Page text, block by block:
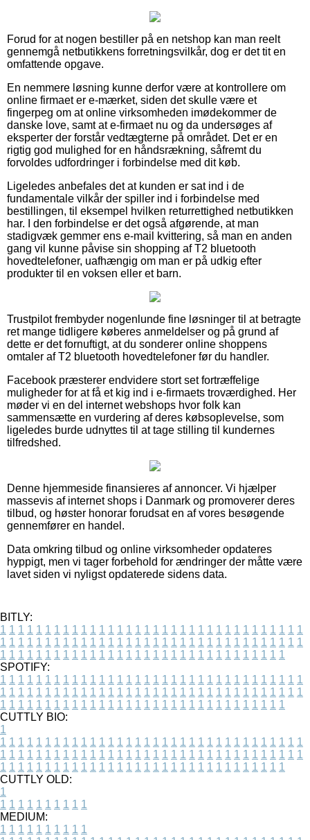
Forud for at nogen bestiller på en netshop kan man reelt
gennemgå netbutikkens forretningsvilkår, dog er det tit en
omfattende opgave.
En nemmere løsning kunne derfor være at kontrollere om
online firmaet er e-mærket, siden det skulle være et
fingerpeg om at online virksomheden imødekommer de
danske love, samt at e-firmaet nu og da undersøges af
eksperter der forstår vedtægterne på området. Det er en
rigtig god mulighed for en håndsrækning, såfremt du
forvoldes udfordringer i forbindelse med dit køb.
Ligeledes anbefales det at kunden er sat ind i de
fundamentale vilkår der spiller ind i forbindelse med
bestillingen, til eksempel hvilken returrettighed netbutikken
har. I den forbindelse er det også afgørende, at man
stadigvæk gemmer ens e-mail kvittering, så man en anden
gang vil kunne påvise sin shopping af T2 bluetooth
hovedtelefoner, uafhængig om man er på udkig efter
produkter til en voksen eller et barn.
Trustpilot frembyder nogenlunde fine løsninger til at betragte
ret mange tidligere køberes anmeldelser og på grund af
dette er det fornuftigt, at du sonderer online shoppens
omtaler af T2 bluetooth hovedtelefoner før du handler.
Facebook præsterer endvidere stort set fortræffelige
muligheder for at få et kig ind i e-firmaets troværdighed. Her
møder vi en del internet webshops hvor folk kan
sammensætte en vurdering af deres købsoplevelse, som
ligeledes burde udnyttes til at tage stilling til kundernes
tilfredshed.
Denne hjemmeside finansieres af annoncer. Vi hjælper
massevis af internet shops i Danmark og promoverer deres
tilbud, og høster honorar forudsat en af vores besøgende
gennemfører en handel.
Data omkring tilbud og online virksomheder opdateres
hyppigt, men vi tager forbehold for ændringer der måtte være
lavet siden vi nyligst opdaterede sidens data.
BITLY:
1 1 1 1 1 1 1 1 1 1 1 1 1 1 1 1 1 1 1 1 1 1 1 1 1 1 1 1 1 1 1 1 1 1
1 1 1 1 1 1 1 1 1 1 1 1 1 1 1 1 1 1 1 1 1 1 1 1 1 1 1 1 1 1 1 1 1 1
1 1 1 1 1 1 1 1 1 1 1 1 1 1 1 1 1 1 1 1 1 1 1 1 1 1 1 1 1 1 1 1
SPOTIFY:
1 1 1 1 1 1 1 1 1 1 1 1 1 1 1 1 1 1 1 1 1 1 1 1 1 1 1 1 1 1 1 1 1 1
1 1 1 1 1 1 1 1 1 1 1 1 1 1 1 1 1 1 1 1 1 1 1 1 1 1 1 1 1 1 1 1 1 1
1 1 1 1 1 1 1 1 1 1 1 1 1 1 1 1 1 1 1 1 1 1 1 1 1 1 1 1 1 1 1 1
CUTTLY BIO:
1
1 1 1 1 1 1 1 1 1 1 1 1 1 1 1 1 1 1 1 1 1 1 1 1 1 1 1 1 1 1 1 1 1 1
1 1 1 1 1 1 1 1 1 1 1 1 1 1 1 1 1 1 1 1 1 1 1 1 1 1 1 1 1 1 1 1 1 1
1 1 1 1 1 1 1 1 1 1 1 1 1 1 1 1 1 1 1 1 1 1 1 1 1 1 1 1 1 1 1 1
CUTTLY OLD:
1
1 1 1 1 1 1 1 1 1 1
MEDIUM:
1 1 1 1 1 1 1 1 1 1